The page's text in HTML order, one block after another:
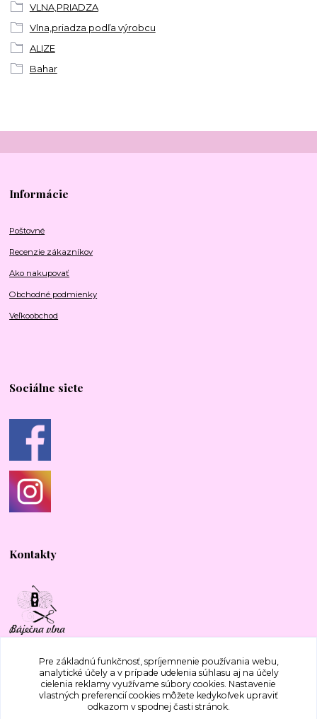
VLNA,PRIADZA
Vlna,priadza podľa výrobcu
ALIZE
Bahar
Informácie
Poštovné
Recenzie zákazníkov
Ako nakupovať
Obchodné podmienky
Veľkoobchod
Sociálne siete
Kontakty
+421 917 577 388
bajecnavlna@gmail.com
Pre základnú funkčnosť, spríjemnenie používania webu,
analytické účely a v prípade udelenia súhlasu aj na účely
cielenia reklamy využívame súbory cookies. Nastavenie
vlastných preferencií cookies môžete kedykoľvek upraviť
odkazom v spodnej časti stránok.